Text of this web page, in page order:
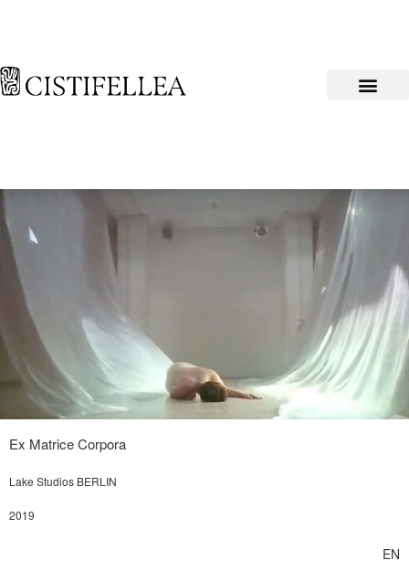
Ex Matrice Corpora
Lake Studios BERLIN
2019
EN